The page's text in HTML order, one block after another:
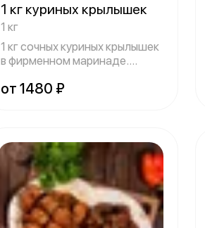
1 кг куриных крылышек
1 кг
1 кг сочных куриных крылышек
в фирменном маринаде.
от 1480 ₽